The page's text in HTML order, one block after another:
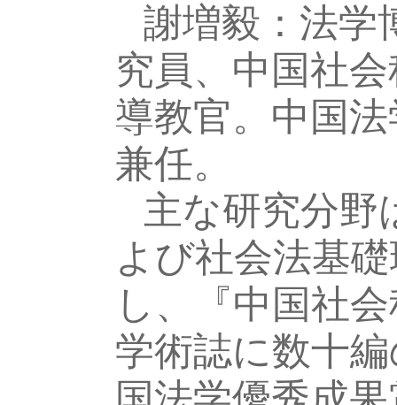
謝増毅：法学
究員、中国社
導教官。中国
兼任。
主な研究分野
よび社会法基
し、『中国社
学術誌に数十